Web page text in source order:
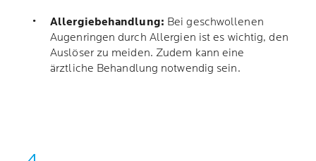
Allergiebehandlung: Bei geschwollenen
Augenringen durch Allergien ist es wichtig, den
Auslöser zu meiden. Zudem kann eine
ärztliche Behandlung notwendig sein.